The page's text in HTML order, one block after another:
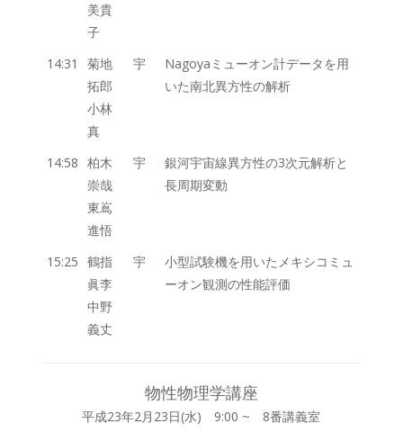
美貴
子
14:31
菊地
拓郎
小林
真
宇
Nagoyaミューオン計データを用
いた南北異方性の解析
14:58
柏木
崇哉
東嶌
進悟
宇
銀河宇宙線異方性の3次元解析と
長周期変動
15:25
鶴指
眞李
中野
義丈
宇
小型試験機を用いたメキシコミュ
ーオン観測の性能評価
物性物理学講座
平成23年2月23日(水) 9:00 ~ 8番講義室